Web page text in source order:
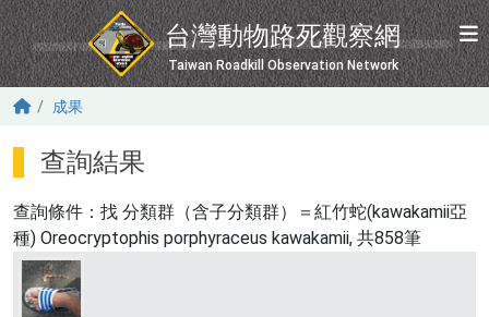
移至主內容
台灣動物路死觀察網
Taiwan Roadkill Observation Network
成果
查詢結果
查詢條件：找 分類群（含子分類群）＝紅竹蛇(kawakamii亞
種) Oreocryptophis porphyraceus kawakamii, 共858筆